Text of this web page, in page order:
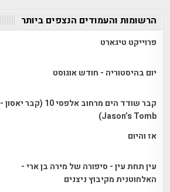
הרשומות והעמודים הנצפים ביותר
פרוייקט טיגארט
יום בהיסטוריה - חודש אוגוסט
קבר שודד הים מרחוב אלפסי 10 (קבר יאסון -
Jason’s Tomb)
אז והיום
עין תחת עין - סיפורה של מירה בן ארי -
האלחוטנית מקיבוץ ניצנים